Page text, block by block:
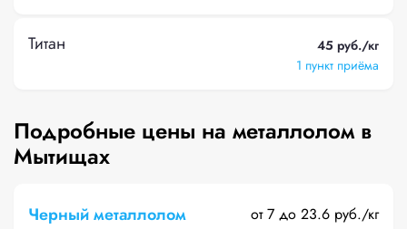
Титан
45 руб./кг
1 пункт приёма
Подробные цены на металлолом в
Мытищах
Черный металлолом
от 7 до 23.6 руб./кг